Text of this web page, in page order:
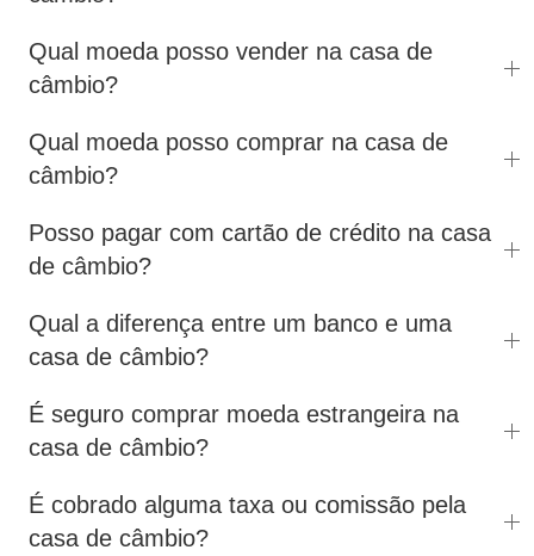
Qual moeda posso vender na casa de
câmbio?
Qual moeda posso comprar na casa de
câmbio?
Posso pagar com cartão de crédito na casa
de câmbio?
Qual a diferença entre um banco e uma
casa de câmbio?
É seguro comprar moeda estrangeira na
casa de câmbio?
É cobrado alguma taxa ou comissão pela
casa de câmbio?